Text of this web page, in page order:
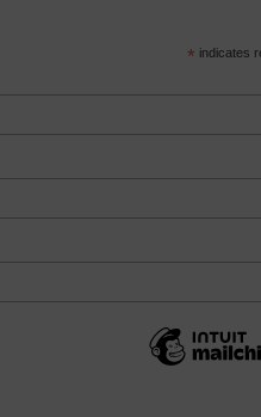
* indicates